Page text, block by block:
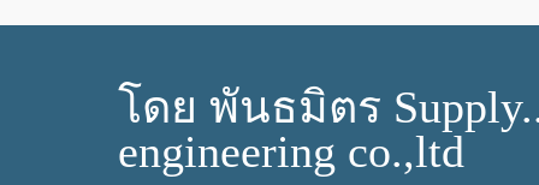
โดย พันธมิตร
engineering co.,ltd